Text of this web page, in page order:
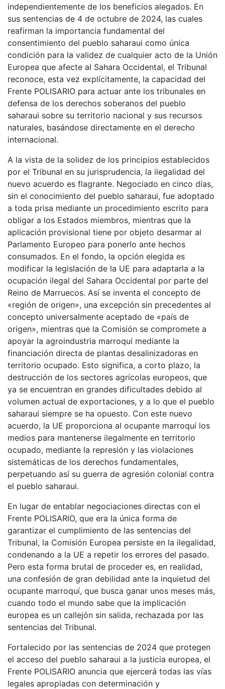
independientemente de los beneficios alegados. En
sus sentencias de 4 de octubre de 2024, las cuales
reafirman la importancia fundamental del
consentimiento del pueblo saharaui como única
condición para la validez de cualquier acto de la Unión
Europea que afecte al Sahara Occidental, el Tribunal
reconoce, esta vez explícitamente, la capacidad del
Frente POLISARIO para actuar ante los tribunales en
defensa de los derechos soberanos del pueblo
saharaui sobre su territorio nacional y sus recursos
naturales, basándose directamente en el derecho
internacional.
A la vista de la solidez de los principios establecidos
por el Tribunal en su jurisprudencia, la ilegalidad del
nuevo acuerdo es flagrante. Negociado en cinco días,
sin el conocimiento del pueblo saharaui, fue adoptado
a toda prisa mediante un procedimiento escrito para
obligar a los Estados miembros, mientras que la
aplicación provisional tiene por objeto desarmar al
Parlamento Europeo para ponerlo ante hechos
consumados. En el fondo, la opción elegida es
modificar la legislación de la UE para adaptarla a la
ocupación ilegal del Sahara Occidental por parte del
Reino de Marruecos. Así se inventa el concepto de
«región de origen», una excepción sin precedentes al
concepto universalmente aceptado de «país de
origen», mientras que la Comisión se compromete a
apoyar la agroindustria marroquí mediante la
financiación directa de plantas desalinizadoras en
territorio ocupado. Esto significa, a corto plazo, la
destrucción de los sectores agrícolas europeos, que
ya se encuentran en grandes dificultades debido al
volumen actual de exportaciones, y a lo que el pueblo
saharaui siempre se ha opuesto. Con este nuevo
acuerdo, la UE proporciona al ocupante marroquí los
medios para mantenerse ilegalmente en territorio
ocupado, mediante la represión y las violaciones
sistemáticas de los derechos fundamentales,
perpetuando así su guerra de agresión colonial contra
el pueblo saharaui.
En lugar de entablar negociaciones directas con el
Frente POLISARIO, que era la única forma de
garantizar el cumplimiento de las sentencias del
Tribunal, la Comisión Europea persiste en la ilegalidad,
condenando a la UE a repetir los errores del pasado.
Pero esta forma brutal de proceder es, en realidad,
una confesión de gran debilidad ante la inquietud del
ocupante marroquí, que busca ganar unos meses más,
cuando todo el mundo sabe que la implicación
europea es un callejón sin salida, rechazada por las
sentencias del Tribunal.
Fortalecido por las sentencias de 2024 que protegen
el acceso del pueblo saharaui a la justicia europea, el
Frente POLISARIO anuncia que ejercerá todas las vías
legales apropiadas con determinación y